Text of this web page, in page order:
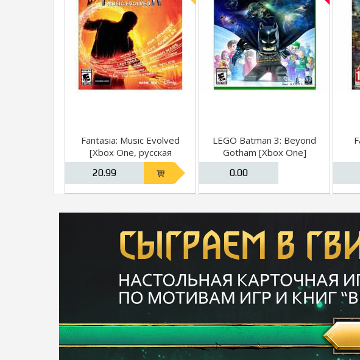
Fantasia: Music Evolved
[Xbox One, русская
версия]
20.99
LEGO Batman 3: Beyond
Gotham [Xbox One]
0.00